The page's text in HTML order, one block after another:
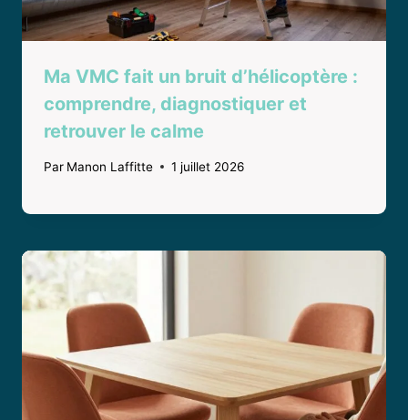
Ma VMC fait un bruit d’hélicoptère :
comprendre, diagnostiquer et
retrouver le calme
Par Manon Laffitte 1 juillet 2026